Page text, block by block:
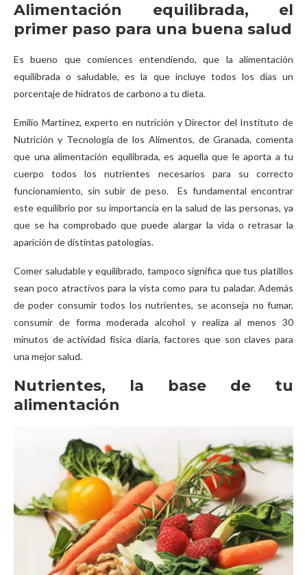
Alimentación equilibrada, el
primer paso para una buena salud
Es bueno que comiences entendiendo, que la alimentación
equilibrada o saludable, es la que incluye todos los días un
porcentaje de hidratos de carbono a tu dieta.
Emilio Martínez, experto en nutrición y Director del Instituto de
Nutrición y Tecnología de los Alimentos, de Granada, comenta
que una alimentación equilibrada, es aquella que le aporta a tu
cuerpo todos los nutrientes necesarios para su correcto
funcionamiento, sin subir de peso. Es fundamental encontrar
este equilibrio por su importancia en la salud de las personas, ya
que se ha comprobado que puede alargar la vida o retrasar la
aparición de distintas patologías.
Comer saludable y equilibrado, tampoco significa que tus platillos
sean poco atractivos para la vista como para tu paladar. Además
de poder consumir todos los nutrientes, se aconseja no fumar,
consumir de forma moderada alcohol y realiza al menos 30
minutos de actividad física diaria, factores que son claves para
una mejor salud.
Nutrientes, la base de tu
alimentación